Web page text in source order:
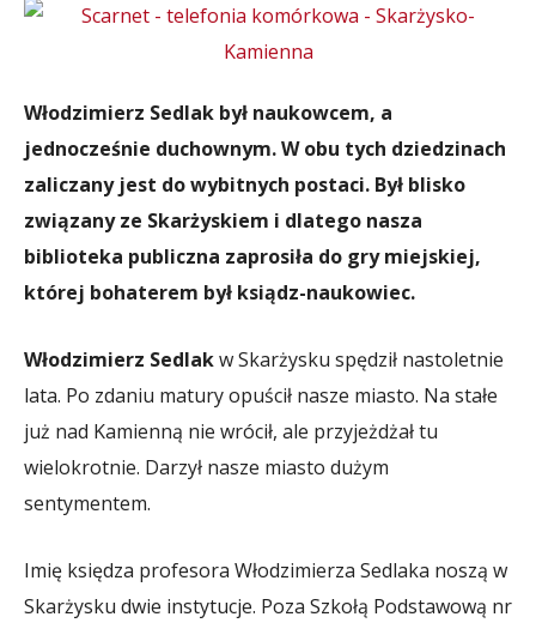
Włodzimierz Sedlak był naukowcem, a
jednocześnie duchownym. W obu tych dziedzinach
zaliczany jest do wybitnych postaci. Był blisko
związany ze Skarżyskiem i dlatego nasza
biblioteka publiczna zaprosiła do gry miejskiej,
której bohaterem był ksiądz-naukowiec.
Włodzimierz Sedlakw Skarżysku spędził nastoletnie
lata. Po zdaniu matury opuścił nasze miasto. Na stałe
już nad Kamienną nie wrócił, ale przyjeżdżał tu
wielokrotnie. Darzył nasze miasto dużym
sentymentem.
Imię księdza profesora Włodzimierza Sedlaka noszą w
Skarżysku dwie instytucje. Poza Szkołą Podstawową nr